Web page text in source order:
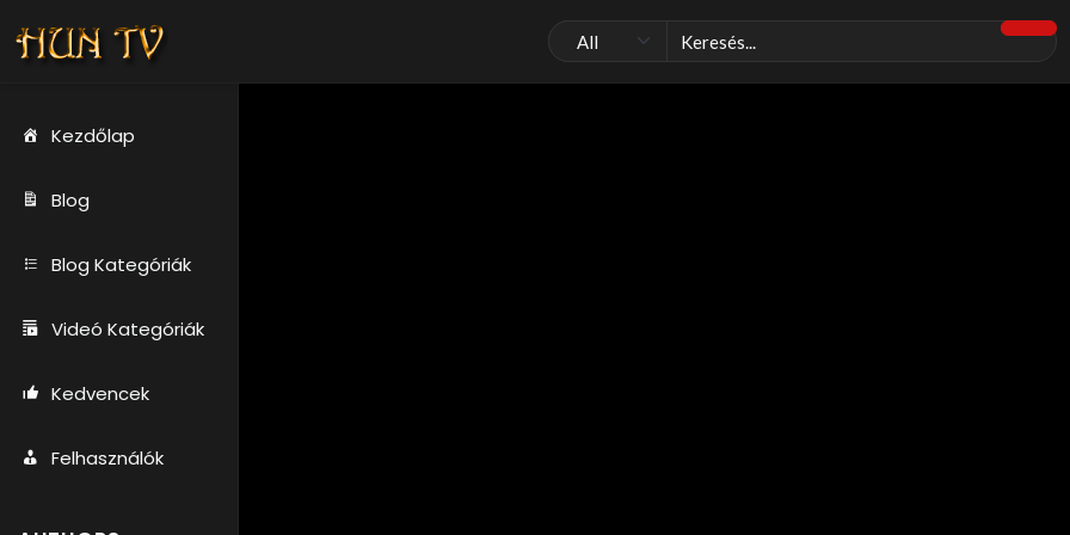
Kezdőlap
Blog
Blog Kategóriák
Videó Kategóriák
Kedvencek
Felhasználók